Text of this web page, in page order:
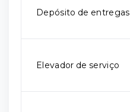
Depósito de entregas
Elevador de serviço